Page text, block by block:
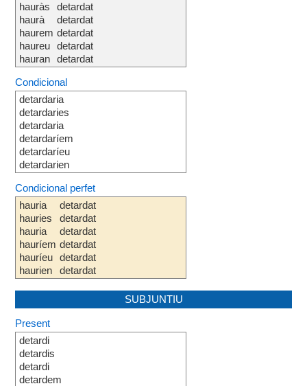
hauràs
haurà
haurem
haureu
hauran
detardat
detardat
detardat
detardat
detardat
Condicional
detardaria
detardaries
detardaria
detardaríem
detardaríeu
detardarien
Condicional perfet
hauria
hauries
hauria
hauríem
hauríeu
haurien
detardat
detardat
detardat
detardat
detardat
detardat
SUBJUNTIU
Present
detardi
detardis
detardi
detardem